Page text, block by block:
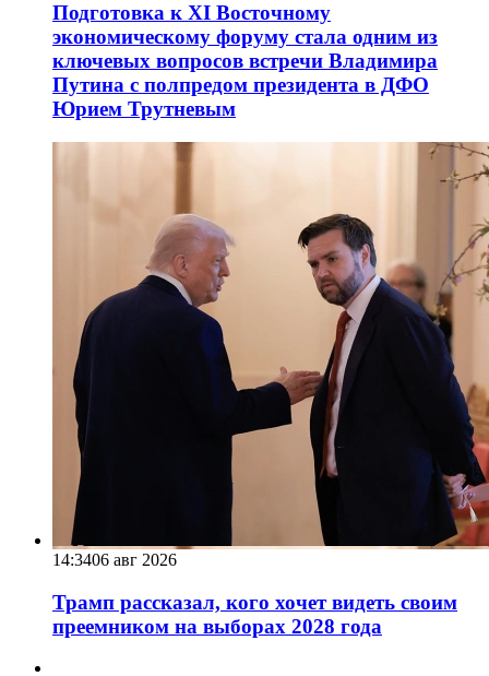
Подготовка к XI Восточному
экономическому форуму стала одним из
ключевых вопросов встречи Владимира
Путина с полпредом президента в ДФО
Юрием Трутневым
14:3406 авг 2026
Трамп рассказал, кого хочет видеть своим
преемником на выборах 2028 года